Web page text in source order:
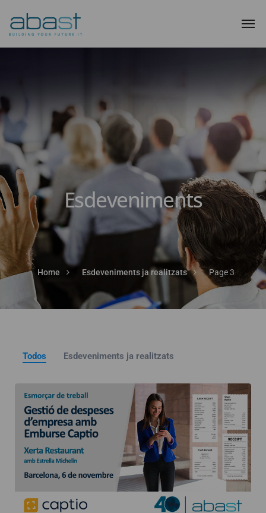
Esdeveniments
Home Esdeveniments ja realitzats Page 3
Todos Esdeveniments ja realitzats